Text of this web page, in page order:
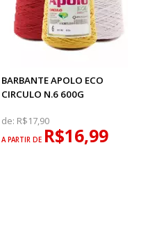
BARBANTE APOLO ECO
CIRCULO N.6 600G
de: R$17,90
A PARTIR DE R$16,99